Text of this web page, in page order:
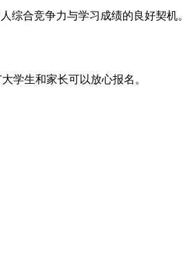
综合竞争力与学习成绩的良好契机。
学生和家长可以放心报名。